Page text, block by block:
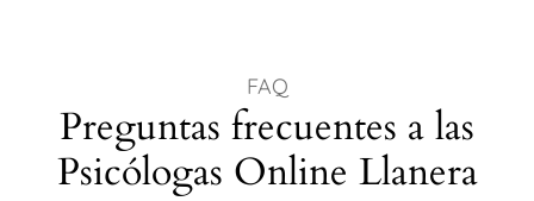
FAQ
Preguntas frecuentes a las
Psicólogas Online Llanera